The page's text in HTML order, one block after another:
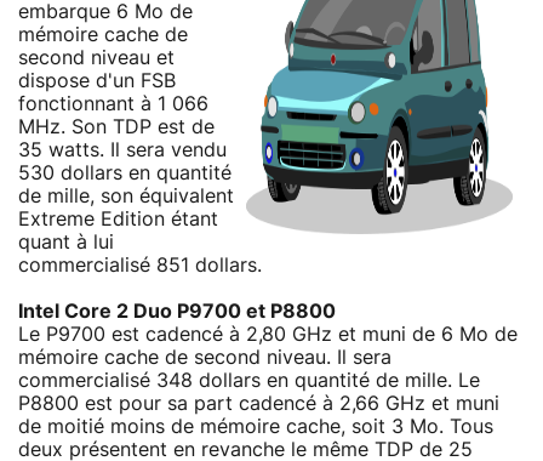
embarque 6 Mo de
mémoire cache de
second niveau et
dispose d'un FSB
fonctionnant à 1 066
MHz. Son TDP est de
35 watts. Il sera vendu
530 dollars en quantité
de mille, son équivalent
Extreme Edition étant
quant à lui
commercialisé 851 dollars.
Intel Core 2 Duo P9700 et P8800
Le P9700 est cadencé à 2,80 GHz et muni de 6 Mo de
mémoire cache de second niveau. Il sera
commercialisé 348 dollars en quantité de mille. Le
P8800 est pour sa part cadencé à 2,66 GHz et muni
de moitié moins de mémoire cache, soit 3 Mo. Tous
deux présentent en revanche le même TDP de 25